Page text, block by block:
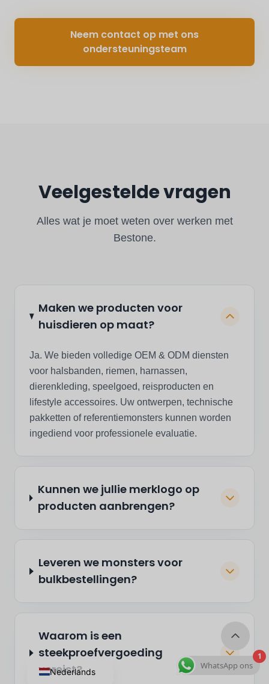
Neem contact op met ons
ondersteuningsteam
Veelgestelde vragen
Alles wat je moet weten over werken met
Bestone.
Maken we producten voor
huisdieren op maat?
Ja. We bieden volledige OEM & ODM diensten
voor halsbanden, riemen, harnassen,
dierenkleding, speelgoed, reisproducten en
lifestyle accessoires. Uw ontwerpen, technische
pakketten of referentiemonsters kunnen worden
ingediend voor professionele evaluatie.
Kunnen we jullie merklogo op
producten aanbrengen?
Leveren we monsters voor
bulkbestellingen?
Waarom is een
steekproefvergoeding
vereist?
1
WhatsApp ons
Nederlands